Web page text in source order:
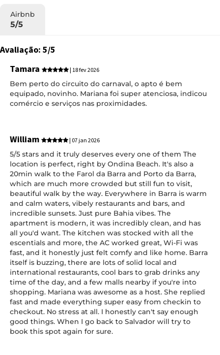
Airbnb
5/5
Avaliação: 5/5
Tamara
| 18 fev 2026
Bem perto do circuito do carnaval, o apto é bem
equipado, novinho. Mariana foi super atenciosa, indicou
comércio e serviços nas proximidades.
William | 07 jan 2026
5/5 stars and it truly deserves every one of them The
location is perfect, right by Ondina Beach. It's also a
20min walk to the Farol da Barra and Porto da Barra,
which are much more crowded but still fun to visit,
beautiful walk by the way. Everywhere in Barra is warm
and calm waters, vibely restaurants and bars, and
incredible sunsets. Just pure Bahia vibes. The
apartment is modern, it was incredibly clean, and has
all you'd want. The kitchen was stocked with all the
escentials and more, the AC worked great, Wi-Fi was
fast, and it honestly just felt comfy and like home. Barra
itself is buzzing, there are lots of solid local and
international restaurants, cool bars to grab drinks any
time of the day, and a few malls nearby if you're into
shopping. Mariana was awesome as a host. She replied
fast and made everything super easy from checkin to
checkout. No stress at all. I honestly can't say enough
good things. When I go back to Salvador will try to
book this spot again for sure.